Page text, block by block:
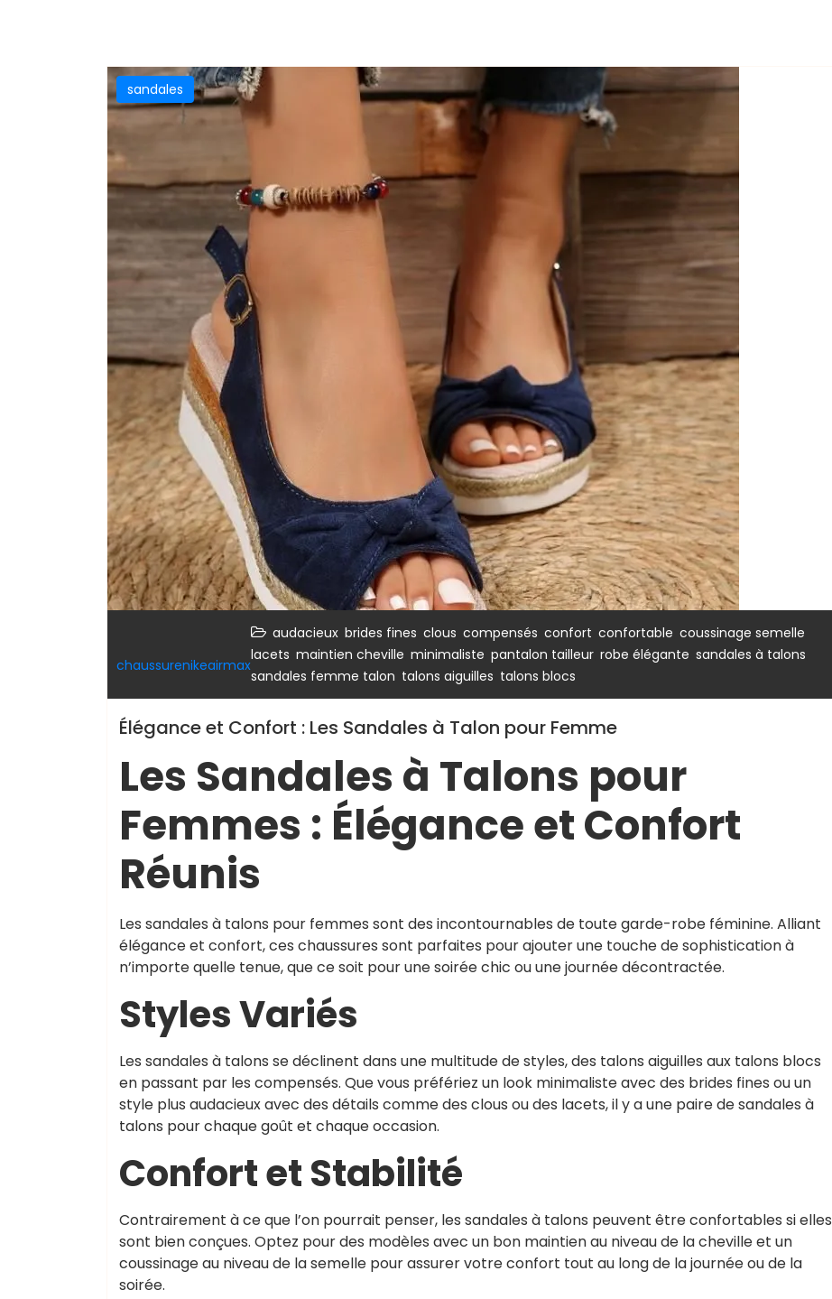
sandales
chaussurenikeairmax
audacieux brides fines clous compensés confort confortable coussinage semelle
lacets maintien cheville minimaliste pantalon tailleur robe élégante sandales à talons
sandales femme talon talons aiguilles talons blocs
Élégance et Confort : Les Sandales à Talon pour Femme
Les Sandales à Talons pour
Femmes : Élégance et Confort
Réunis
Les sandales à talons pour femmes sont des incontournables de toute garde-robe féminine. Alliant
élégance et confort, ces chaussures sont parfaites pour ajouter une touche de sophistication à
n’importe quelle tenue, que ce soit pour une soirée chic ou une journée décontractée.
Styles Variés
Les sandales à talons se déclinent dans une multitude de styles, des talons aiguilles aux talons blocs
en passant par les compensés. Que vous préfériez un look minimaliste avec des brides fines ou un
style plus audacieux avec des détails comme des clous ou des lacets, il y a une paire de sandales à
talons pour chaque goût et chaque occasion.
Confort et Stabilité
Contrairement à ce que l’on pourrait penser, les sandales à talons peuvent être confortables si elles
sont bien conçues. Optez pour des modèles avec un bon maintien au niveau de la cheville et un
coussinage au niveau de la semelle pour assurer votre confort tout au long de la journée ou de la
soirée.